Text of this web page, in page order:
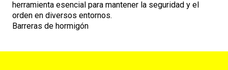
herramienta esencial para mantener la seguridad y el
orden en diversos entornos.
Barreras de hormigón